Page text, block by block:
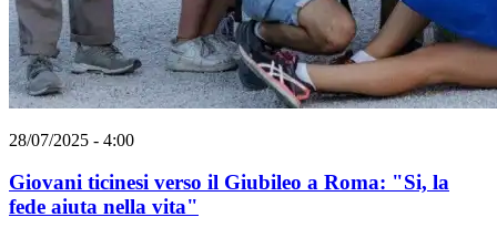
28/07/2025 - 4:00
Giovani ticinesi verso il Giubileo a Roma: "Si, la
fede aiuta nella vita"